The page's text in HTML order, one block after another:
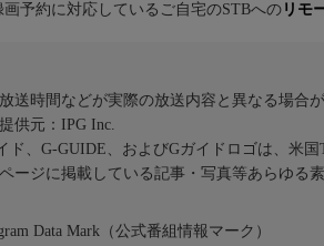
画予約に対応しているご自宅のSTBへの リモ
送時間などが実際の放送内容と異なる場合が
供元：IPG Inc.
ド、G-GUIDE、およびGガイドロゴは、米
ージに掲載している記事・写真等あらゆる
Data Mark（公式番組情報マーク）